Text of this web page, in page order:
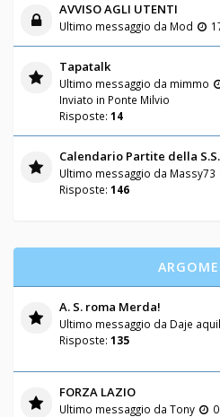
AVVISO AGLI UTENTI
Ultimo messaggio da Mod
Tapatalk
Ultimo messaggio da mimmo
Inviato in Ponte Milvio
Risposte: 14
Calendario Partite della
Ultimo messaggio da Massy73
Risposte: 146
A. S. roma Merda!
Ultimo messaggio da Daje
Risposte: 135
FORZA LAZIO
Ultimo messaggio da Tony